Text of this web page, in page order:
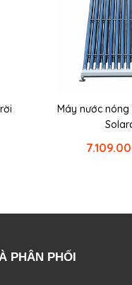
Máy nước
PHÂN PHỐI